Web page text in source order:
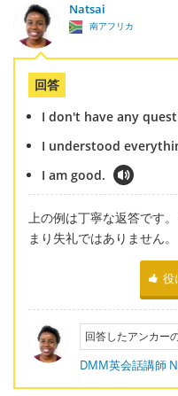
Natsai
南アフリカ
回答
I don't have any
I understood
I am good.
上の例は丁寧な返答です
まり失礼ではありません。
役
回答したアンカー
DMM英会話講師